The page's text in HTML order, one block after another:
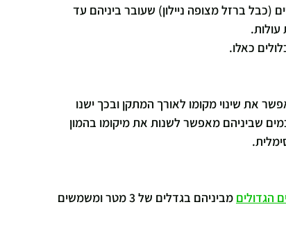
(כבל ברזל מצופה ניילון) שעובר ביניהם עד
כאלו.
את שינוי מקומו לאורך המתקן ובכך ישנו
שביניהם מאפשר לשנות את מיקומו בהמון
הגדולים
מביניהם בגדלים של 3 מטר ומשמשים